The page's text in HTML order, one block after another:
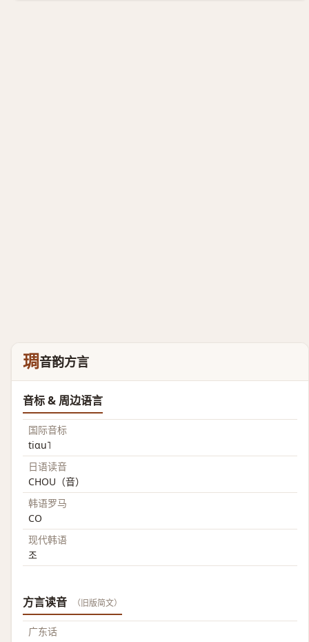
琱音韵方言
音标 & 周边语言
国际音标
tiɑu˥
日语读音
CHOU（音）
韩语罗马
CO
现代韩语
조
方言读音 （旧版简文）
广东话